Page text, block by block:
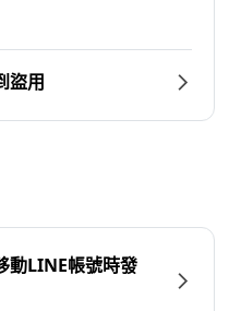
盜用
動LINE帳號時發